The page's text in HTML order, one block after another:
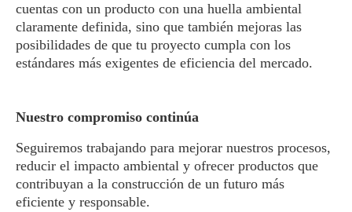
cuentas con un producto con una huella ambiental
claramente definida, sino que también mejoras las
posibilidades de que tu proyecto cumpla con los
estándares más exigentes de eficiencia del mercado.
Nuestro compromiso continúa
Seguiremos trabajando para mejorar nuestros procesos,
reducir el impacto ambiental y ofrecer productos que
contribuyan a la construcción de un futuro más
eficiente y responsable.